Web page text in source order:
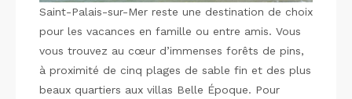
Saint-Palais-sur-Mer reste une destination de choix
pour les vacances en famille ou entre amis. Vous
vous trouvez au cœur d’immenses forêts de pins,
à proximité de cinq plages de sable fin et des plus
beaux quartiers aux villas Belle Époque. Pour